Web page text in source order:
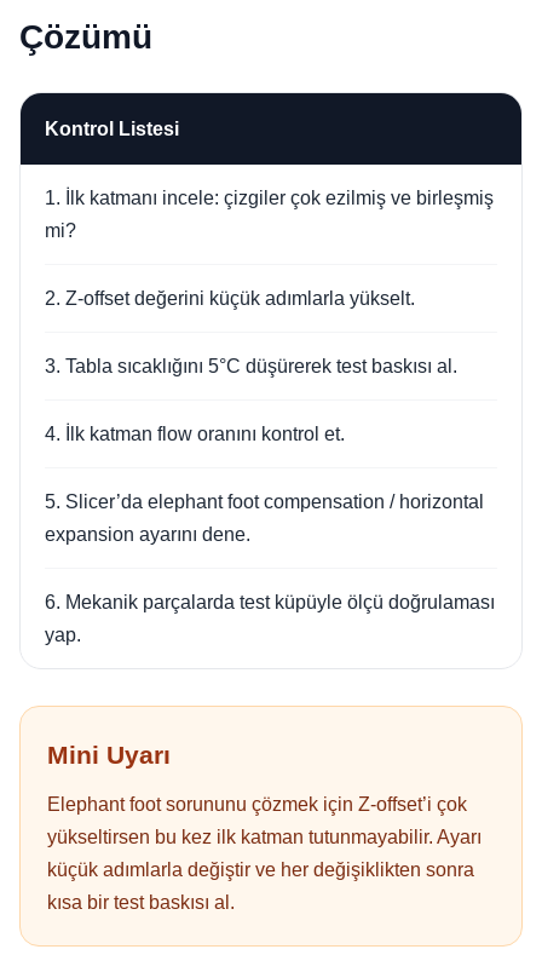
Çözümü
Kontrol Listesi
1. İlk katmanı incele: çizgiler çok ezilmiş ve birleşmiş
mi?
2. Z-offset değerini küçük adımlarla yükselt.
3. Tabla sıcaklığını 5°C düşürerek test baskısı al.
4. İlk katman flow oranını kontrol et.
5. Slicer’da elephant foot compensation / horizontal
expansion ayarını dene.
6. Mekanik parçalarda test küpüyle ölçü doğrulaması
yap.
Mini Uyarı
Elephant foot sorununu çözmek için Z-offset’i çok
yükseltirsen bu kez ilk katman tutunmayabilir. Ayarı
küçük adımlarla değiştir ve her değişiklikten sonra
kısa bir test baskısı al.